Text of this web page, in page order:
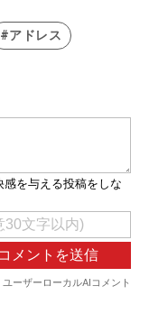
#アドレス